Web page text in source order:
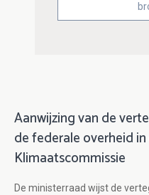
Aanwijzing van de
de federale overheid
Klimaatscommissie
De ministerraad wijst de